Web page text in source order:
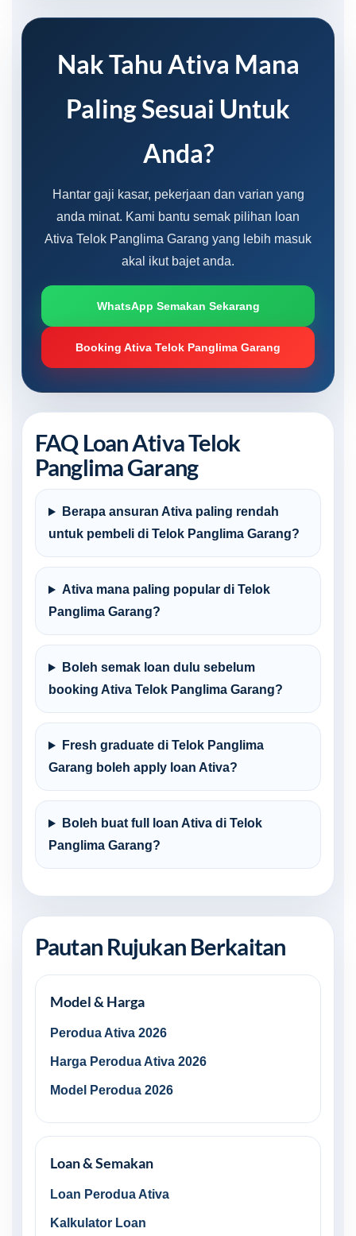
Nak Tahu Ativa Mana
Paling Sesuai Untuk
Anda?
Hantar gaji kasar, pekerjaan dan varian yang
anda minat. Kami bantu semak pilihan loan
Ativa Telok Panglima Garang yang lebih masuk
akal ikut bajet anda.
WhatsApp Semakan Sekarang
Booking Ativa Telok Panglima Garang
FAQ Loan Ativa Telok
Panglima Garang
Berapa ansuran Ativa paling rendah
untuk pembeli di Telok Panglima Garang?
Ativa mana paling popular di Telok
Panglima Garang?
Boleh semak loan dulu sebelum
booking Ativa Telok Panglima Garang?
Fresh graduate di Telok Panglima
Garang boleh apply loan Ativa?
Boleh buat full loan Ativa di Telok
Panglima Garang?
Pautan Rujukan Berkaitan
Model & Harga
Perodua Ativa 2026
Harga Perodua Ativa 2026
Model Perodua 2026
Loan & Semakan
Loan Perodua Ativa
Kalkulator Loan